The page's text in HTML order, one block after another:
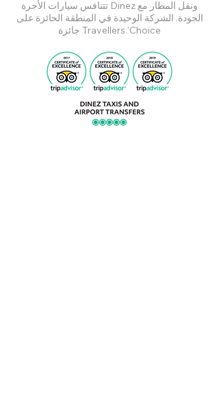
تتنافس سيارات الأجرة Dinez ونقل المطار مع
الجودة. الشركة الوحيدة في المنطقة الحائزة على
جائزة Travellers 'Choice